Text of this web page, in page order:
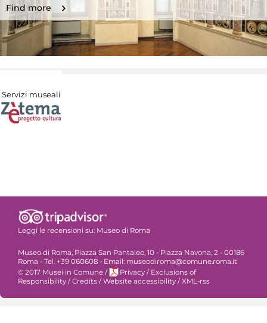
Find more
Servizi museali
Leggi le recensioni su: Museo di Roma
Museo di Roma, Piazza San Pantaleo, 10 - Piazza Navona, 2 - 00186
Roma - Tel. +39 060608 - Email: museodiroma@comune.roma.it
© 2017 Musei in Comune / Privacy / Exclusions of
Responsibility /Credits /Website accessibility /XML-rss